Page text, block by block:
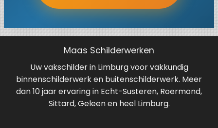
Maas Schilderwerken
Uw vakschilder in Limburg voor vakkundig
binnenschilderwerk en buitenschilderwerk. Meer
dan 10 jaar ervaring in Echt-Susteren, Roermond,
Sittard, Geleen en heel Limburg.